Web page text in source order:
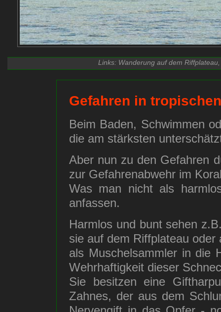
Links: Wanderung auf dem
Gefahren in
Beim Baden, Schwimmen
die am stärksten
Aber nun zu den Gefahren
zur Gefahrenabwehr im
Was man nicht als
anfassen.
Harmlos und bunt sehen
sie auf dem Riffplateau
als Muschelsammler in die
Wehrhaftigkeit dieser
Sie besitzen eine
Zahnes, der aus dem